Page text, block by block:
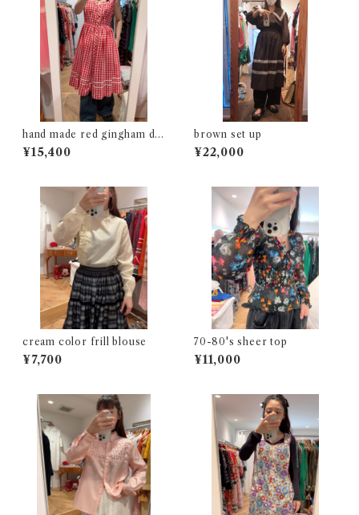
hand made red gingham dr
ess
¥15,400
brown set up
¥22,000
cream color frill blouse
¥7,700
70-80's sheer top
¥11,000